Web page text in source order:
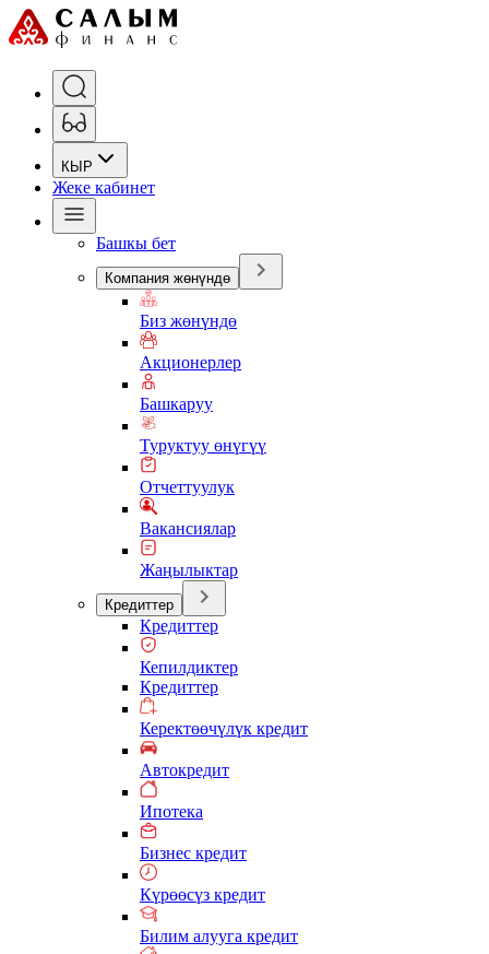
КЫР
Жеке кабинет
Башкы бет
Компания жөнүндө
Биз жөнүндө
Акционерлер
Башкаруу
Туруктуу өнүгүү
Отчеттуулук
Вакансиялар
Жаңылыктар
Кредиттер
Кредиттер
Кепилдиктер
Кредиттер
Керектөөчүлүк кредит
Автокредит
Ипотека
Бизнес кредит
Күрөөсүз кредит
Билим алууга кредит